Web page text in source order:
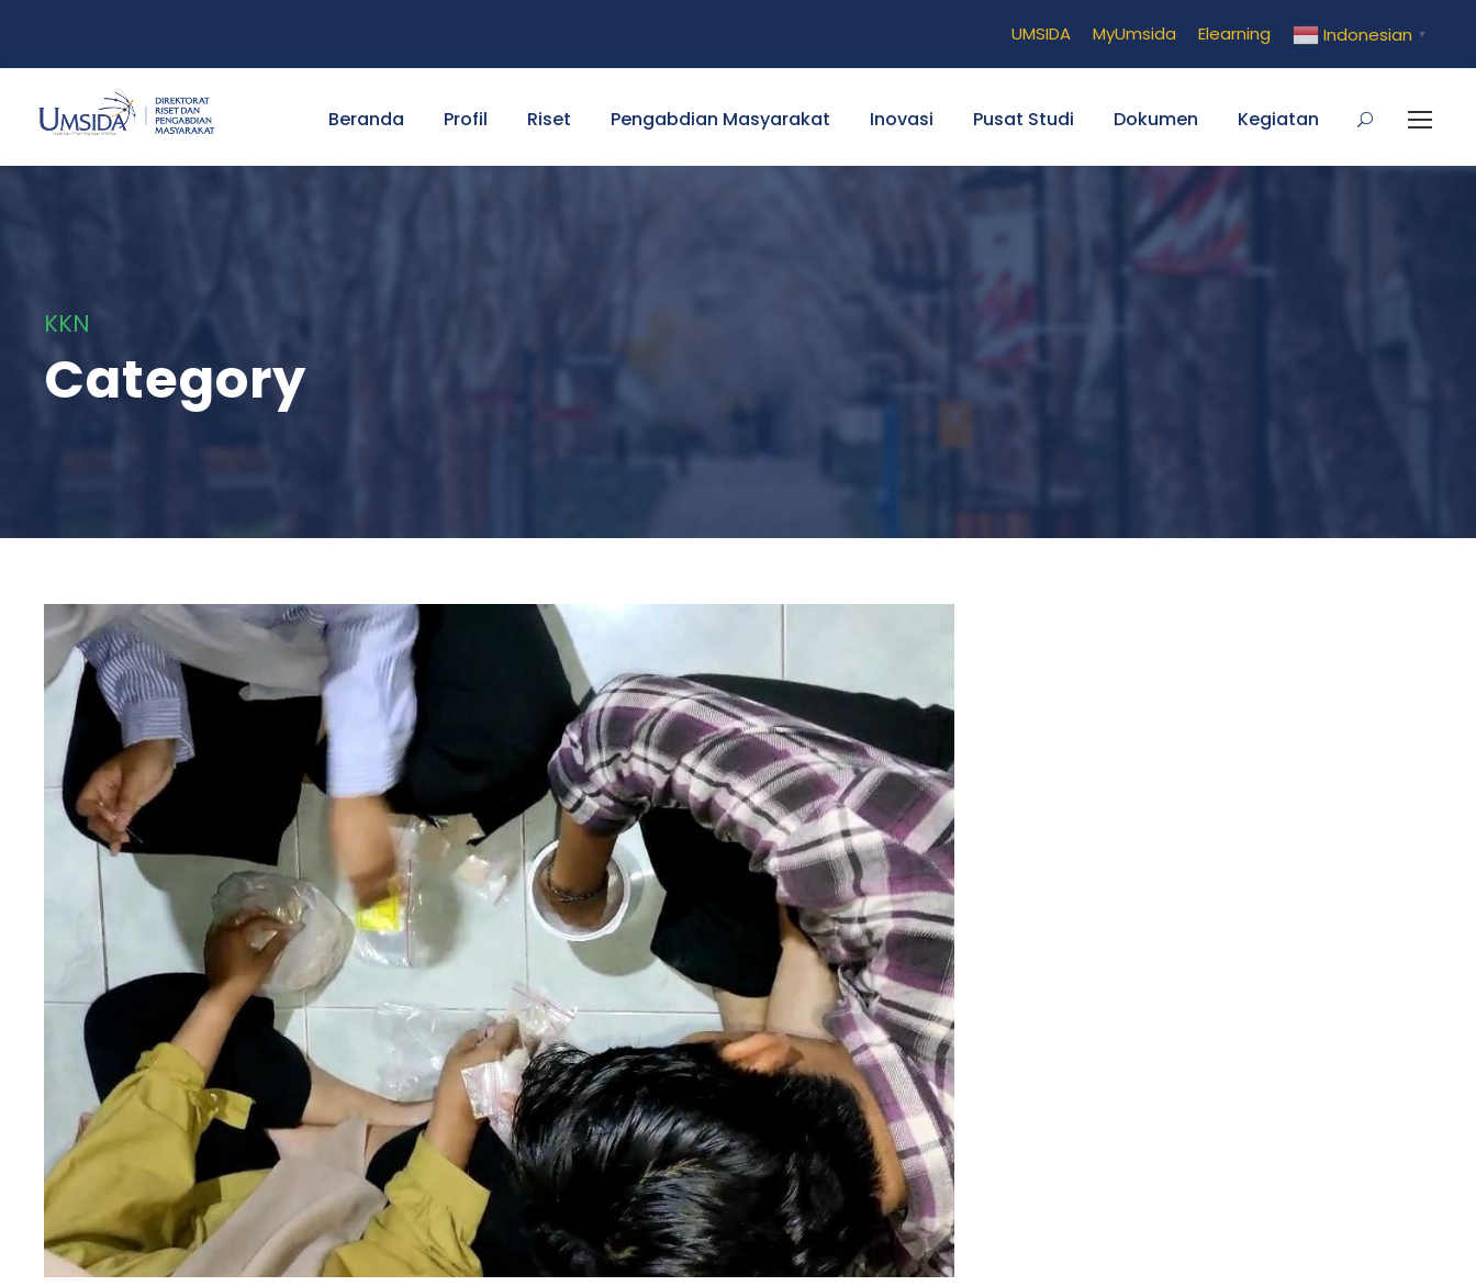
UMSIDA MyUmsida Elearning Indonesian ▼
Beranda Profil Riset Pengabdian Masyarakat Inovasi Pusat Studi Dokumen Kegiatan
KKN
Category